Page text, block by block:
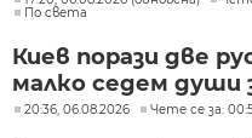
По света
Киев порази две
малко седем души
20:36, 06.08.2026 Чете се за: